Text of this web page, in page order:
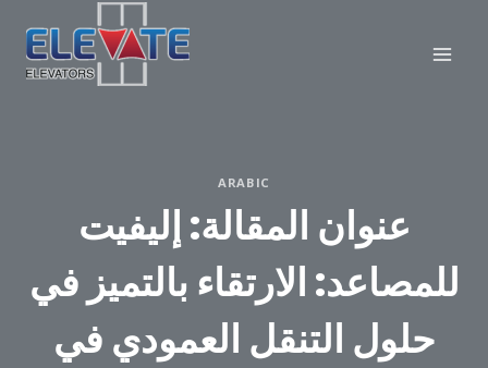
content
ARABIC
عنوان المقالة: إليفيت
للمصاعد: الارتقاء بالتميز في
حلول التنقل العمودي في